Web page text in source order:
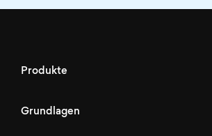
Produkte
Grundlagen